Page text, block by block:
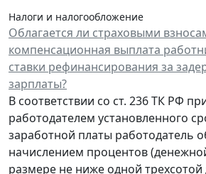
Налоги и налогообложение
Облагается ли страховыми
компенсационная выплата
ставки рефинансирования за
зарплаты?
В соответствии со ст. 236 ТК РФ
работодателем установленного
заработной платы работодатель
начислением процентов
размере не ниже одной трехсотой